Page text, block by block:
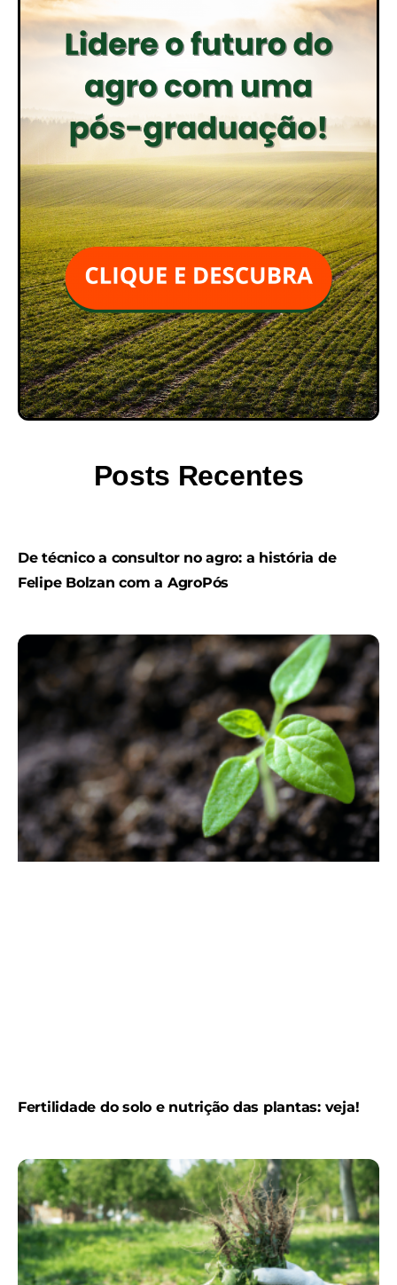
Posts Recentes
De técnico a consultor no agro: a história de
Felipe Bolzan com a AgroPós
Fertilidade do solo e nutrição das plantas: veja!